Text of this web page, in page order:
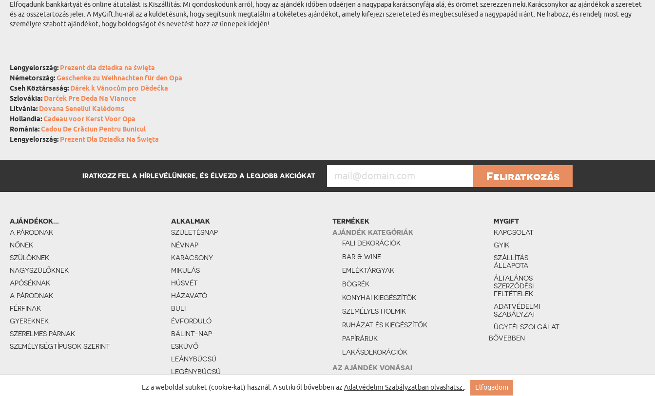
Elfogadunk bankkártyát és online átutalást is.Kiszállítás: Mi gondoskodunk arról, hogy az ajándék időben odaérjen a nagypapa karácsonyfája alá, és örömet szerezzen neki.Karácsonykor az ajándékok a szeretet
és az összetartozás jelei. A MyGift.hu-nál az a küldetésünk, hogy segítsünk megtalálni a tökéletes ajándékot, amely kifejezi szereteted és megbecsülésed a nagypapád iránt. Ne habozz, és rendelj most egy
személyre szabott ajándékot, hogy boldogságot és nevetést hozz az ünnepek idején!
Lengyelország: Prezent dla dziadka na święta
Németország:Geschenke zu Weihnachten für den Opa
Cseh Köztársaság: Dárek k Vánocům pro Dědečka
Szlovákia: Darček Pre Deda Na Vianoce
Litvánia: Dovana Seneliui Kalėdoms
Hollandia:Cadeau voor Kerst Voor Opa
Románia:Cadou De Crăciun Pentru Bunicul
Lengyelország: Prezent Dla Dziadka Na Święta
IRATKOZZ FEL A HÍRLEVÉLÜNKRE, ÉS ÉLVEZD A LEGJOBB AKCIÓKAT Feliratkozás
AJÁNDÉKOK...
A PÁRODNAK
NŐNEK
SZÜLŐKNEK
NAGYSZÜLŐKNEK
APÓSÉKNAK
A PÁRODNAK
FÉRFINAK
GYEREKNEK
SZERELMES PÁRNAK
SZEMÉLYISÉGTÍPUSOK SZERINT
ALKALMAK
SZÜLETÉSNAP
NÉVNAP
KARÁCSONY
MIKULÁS
HÚSVÉT
HÁZAVATÓ
BULI
ÉVFORDULÓ
BÁLINT-NAP
ESKÜVŐ
LEÁNYBÚCSÚ
LEGÉNYBÚCSÚ
BABASZÜLETÉS
TERMÉKEK
AJÁNDÉK KATEGÓRIÁK
FALI DEKORÁCIÓK
BAR & WINE
EMLÉKTÁRGYAK
BÖGRÉK
KONYHAI KIEGÉSZÍTŐK
SZEMÉLYES HOLMIK
RUHÁZAT ÉS KIEGÉSZÍTŐK
PAPÍRÁRUK
LAKÁSDEKORÁCIÓK
AZ AJÁNDÉK VONÁSAI
ROMANTIKUS
MYGIFT
KAPCSOLAT
GYIK
SZÁLLÍTÁS
ÁLLAPOTA
ÁLTALÁNOS
SZERZŐDÉSI
FELTÉTELEK
ADATVÉDELMI
SZABÁLYZAT
ÜGYFÉLSZOLGÁLAT
BŐVEBBEN
Ez a weboldal sütiket (cookie-kat) használ. A sütikről bővebben az Adatvédelmi Szabályzatban olvashatsz.. Elfogadom